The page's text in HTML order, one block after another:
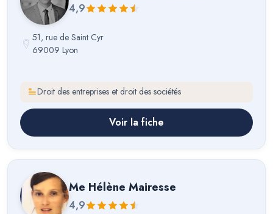
4,9
51, rue de Saint Cyr
69009 Lyon
Droit des entreprises et droit des sociétés
Voir la fiche
Me Hélène Mairesse
4,9